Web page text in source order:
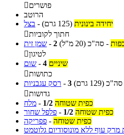
פושרים
הרוטב
בצל - יחידה בינונית (125 גרם)
חתוך לקוביות
שמן זית - 2 - סה"כ (20 מ"ל)
לטיגון
שום - 4 שיניים
כתושות
רסק עגבניות - 3 סה"כ (129 גרם)
גדושות
מלח - 1/2 כפית שטוחה
פלפל שחור - 1/2 כפית שטוחה
פפריקה - כפית שטוחה
עוף ללא מונוסודיום גלוטמט